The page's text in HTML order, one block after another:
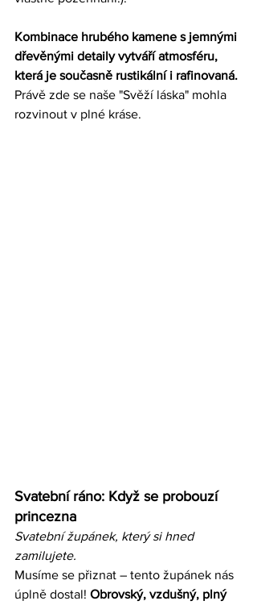
Kombinace hrubého kamene s jemnými
dřevěnými detaily vytváří atmosféru,
která je současně rustikální i rafinovaná.
Právě zde se naše "Svěží láska" mohla
rozvinout v plné kráse.
Svatební ráno: Když se probouzí
princezna
Svatební župánek, který si hned
zamilujete.
Musíme se přiznat – tento župánek nás
úplně dostal! Obrovský, vzdušný, plný